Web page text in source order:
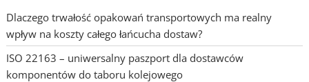
Dlaczego trwałość opakowań transportowych ma realny
wpływ na koszty całego łańcucha dostaw?
ISO 22163 – uniwersalny paszport dla dostawców
komponentów do taboru kolejowego